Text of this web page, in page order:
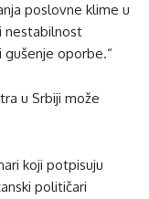
poslovne klime u
nestabilnost
gušenje oporbe.“
u Srbiji može
koji potpisuju
političari